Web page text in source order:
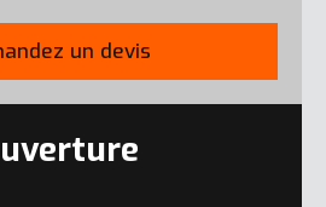
un devis